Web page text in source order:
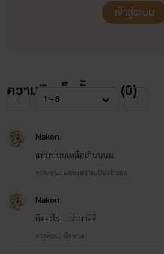
15. เทพสายลมสะท้านพิภพ ภาค 1
ฝากติดตามผลงานด้วยนะคะ ขอบคุณมากค่ะ><
บันทึกรักขันทีวังบูรพา สถานะ : กำลังเขียน Loading...
จาก หลิ่งฟาง (ความหอมหวานแห่งสายลม) ผู้คลั่งใคร่
เข้าสู่ระบบ
ความคิดเห็นทั้งหมด (0)
Nakon
แซ่บบบบเหลือเกินนนน
จากตอน: แสดงความเป็นเจ้าของ
Nakon
คืออ่ะไร....ว่ามาอิอิ
จากตอน: หึงหวง